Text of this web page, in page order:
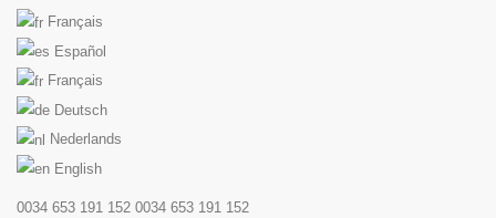
Français
Español
Français
Deutsch
Nederlands
English
0034 653 191 152 0034 653 191 152